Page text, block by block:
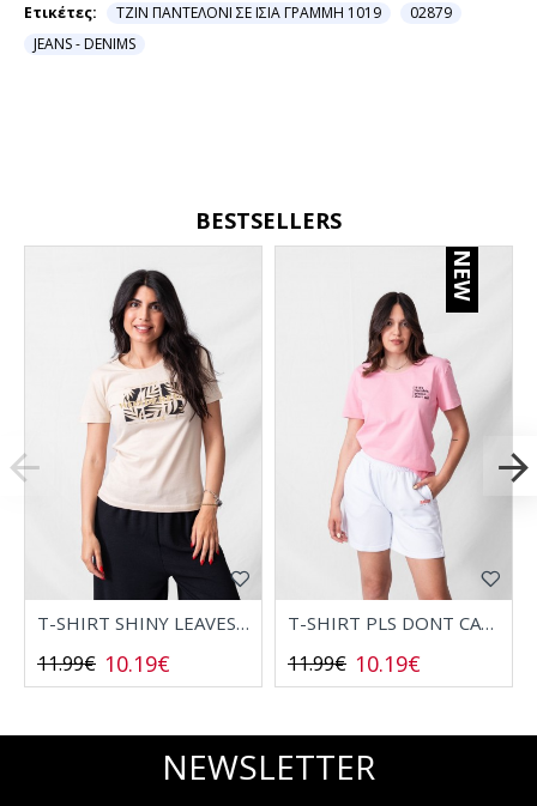
Ετικέτες: ΤΖΙΝ ΠΑΝΤΕΛΟΝΙ ΣΕ ΙΣΙΑ ΓΡΑΜΜΗ 1019
02879
JEANS - DENIMS
BESTSELLERS
T-SHIRT SHINY LEAVES 2532006
10.19€
11.99€
NEW
T-SHIRT PLS DONT CALL 2532008
10.19€
11.99€
NEWSLETTER